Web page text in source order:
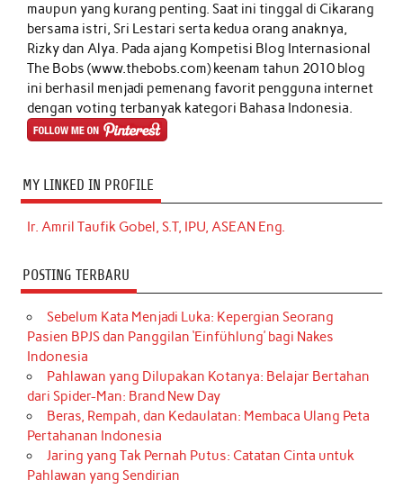
maupun yang kurang penting. Saat ini tinggal di Cikarang
bersama istri, Sri Lestari serta kedua orang anaknya,
Rizky dan Alya. Pada ajang Kompetisi Blog Internasional
The Bobs (www.thebobs.com) keenam tahun 2010 blog
ini berhasil menjadi pemenang favorit pengguna internet
dengan voting terbanyak kategori Bahasa Indonesia.
MY LINKED IN PROFILE
Ir. Amril Taufik Gobel, S.T, IPU, ASEAN Eng.
POSTING TERBARU
Sebelum Kata Menjadi Luka: Kepergian Seorang
Pasien BPJS dan Panggilan ‘Einfühlung’ bagi Nakes
Indonesia
Pahlawan yang Dilupakan Kotanya: Belajar Bertahan
dari Spider-Man: Brand New Day
Beras, Rempah, dan Kedaulatan: Membaca Ulang Peta
Pertahanan Indonesia
Jaring yang Tak Pernah Putus: Catatan Cinta untuk
Pahlawan yang Sendirian